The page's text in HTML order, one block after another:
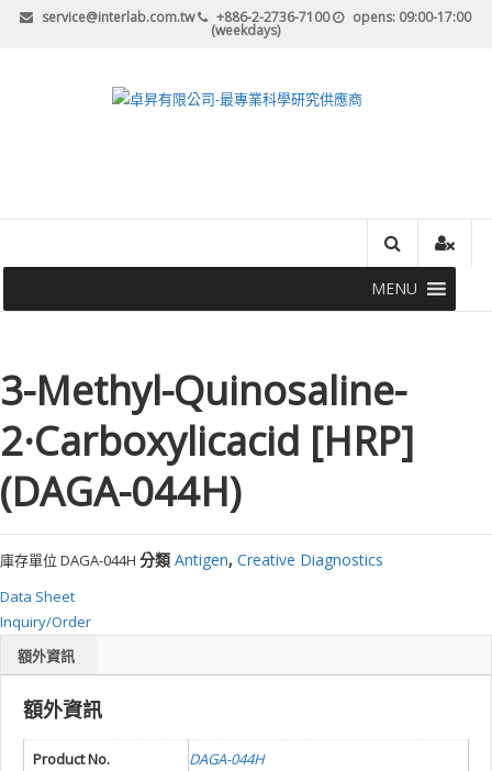
Skip
service@interlab.com.tw +886-2-2736-7100 opens: 09:00-17:00
(weekdays)
有
最
專
業
科
學
研
究
供
應
商
卓
MENU
3-Methyl-Quinosaline-
2·Carboxylicacid [HRP]
(DAGA-044H)
庫存單位 DAGA-044H 分類 Antigen, Creative Diagnostics
Data Sheet
Inquiry/Order
額外資訊
額外資訊
Product No.
DAGA-044H